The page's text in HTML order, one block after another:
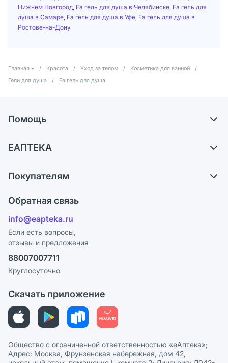
Нижнем Новгород Fa гель для душа в Челябинске Fa гель для
душа в Самаре Fa гель для душа в Уфе Fa гель для душа в
Ростове-на-Дону
Главная / Красота / Уход за телом / Косметика для ванной
/
Гели для душа
/ Fa гель для душа
Помощь
Самовывоз из аптек
Ответы на вопросы
Блог
ЕАПТЕКА
Карьера
Поставщики
Лицензия
Реклама на сайте
Ваши товары на ЕАПТЕКЕ
Покупателям
Программа СберСпасибо
Политика конфиденциальности
Пользовательское соглашение
Политика рекомендаций
Этика и соответствие
Политика в отношении обработки персональных данных
Обратная связь
info@eapteka.ru
Если есть вопросы,
отзывы и предложения
88007007711
Круглосуточно
Скачать приложение
Общество с ограниченной ответственностью «еАптека»;
Адрес: Москва, Фрунзенская набережная, дом 42,